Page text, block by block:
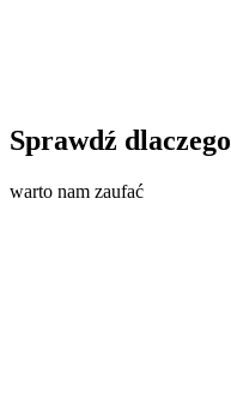
Sprawdź dlaczego
warto nam zaufać